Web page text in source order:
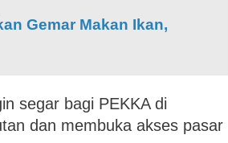
Gemar Makan Ikan,
segar bagi PEKKA di
dan membuka akses pasar